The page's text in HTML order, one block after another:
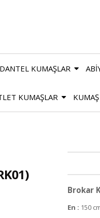
DANTEL KUMAŞLAR
KUMAŞLAR
Brokar
En : 150